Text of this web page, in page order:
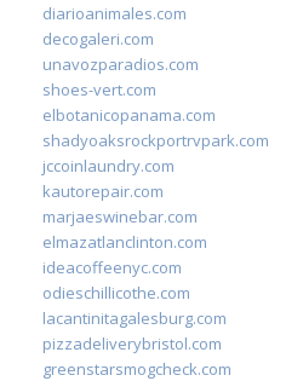
diarioanimales.com
decogaleri.com
unavozparadios.com
shoes-vert.com
elbotanicopanama.com
shadyoaksrockportrvpark.com
jccoinlaundry.com
kautorepair.com
marjaeswinebar.com
elmazatlanclinton.com
ideacoffeenyc.com
odieschillicothe.com
lacantinitagalesburg.com
pizzadeliverybristol.com
greenstarsmogcheck.com